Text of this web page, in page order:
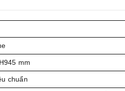
mm
chuẩn